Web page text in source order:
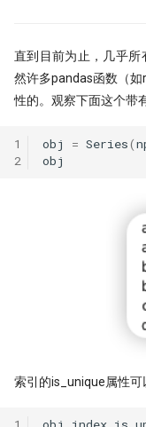
直到目前为止，几乎所
然许多pandas函数（
性的。观察下面这个带
1
2
obj = Series(
obj
索引的is_unique属性可